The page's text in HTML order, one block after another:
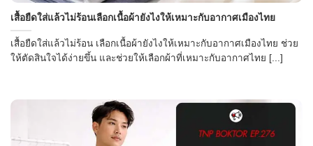
เสื้อยืดใส่แล้วไม่ร้อนเลือกเนื้อผ้ายังไงให้เหมาะกับอากาศเมืองไทย
เสื้อยืดใส่แล้วไม่ร้อน เลือกเนื้อผ้ายังไงให้เหมาะกับอากาศเมืองไทย ช่วย
ให้ตัดสินใจได้ง่ายขึ้น และช่วยให้เลือกผ้าที่เหมาะกับอากาศไทย [...]